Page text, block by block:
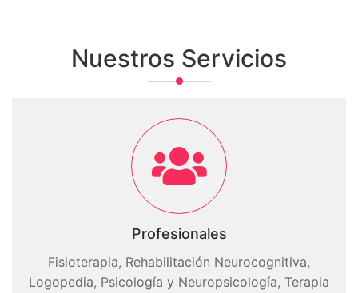
Nuestros Servicios
Profesionales
Fisioterapia, Rehabilitación Neurocognitiva,
Logopedia, Psicología y Neuropsicología, Terapia